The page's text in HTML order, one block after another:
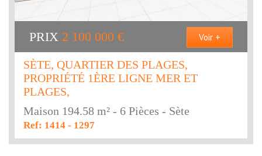
PRIX 2 100 000 € Voir +
SÈTE, QUARTIER DES PLAGES,
PROPRIÉTÉ 1ÈRE LIGNE MER ET
PLAGES,
Maison 194.58 m² - 6 Pièces - Sète
Ref: 1414 - 1297